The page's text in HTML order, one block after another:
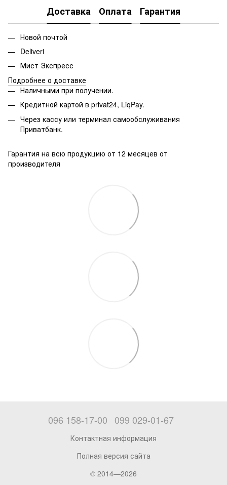
Доставка Оплата Гарантия
Новой почтой
Deliveri
Мист Экспресс
Подробнее о доставке
Наличными при получении.
Кредитной картой в privat24, LiqPay.
Через кассу или терминал самообслуживания
Приватбанк.
Гарантия на всю продукцию от 12 месяцев от
производителя
096 158-17-00 099 029-01-67
Контактная информация
Полная версия сайта
© 2014—2026